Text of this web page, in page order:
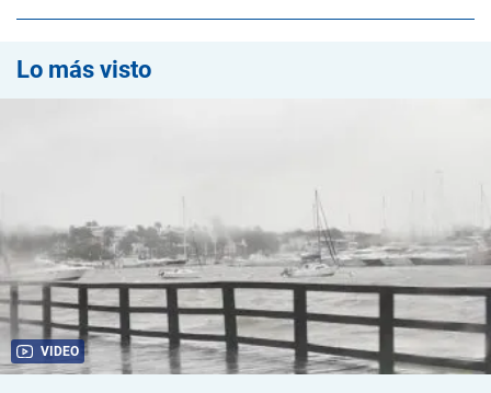
Lo más visto
VIDEO